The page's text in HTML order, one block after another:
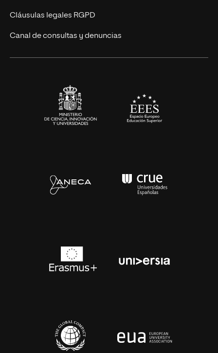
Diseño
Ciencias de la Salud
Cláusulas legales RGPD
Canal de consultas y denuncias